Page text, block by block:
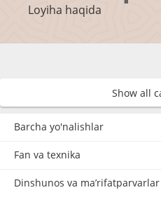
Loyiha haqida
Show all
Barcha yo'nalishlar
Fan va texnika
Dinshunos va ma’rifatparvarlar